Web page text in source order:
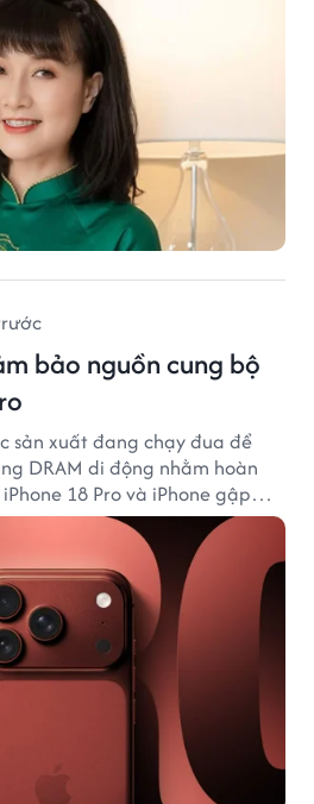
bảo nguồn cung bộ
sản xuất đang chạy đua để
DRAM di động nhằm hoàn
18 Pro và iPhone gập